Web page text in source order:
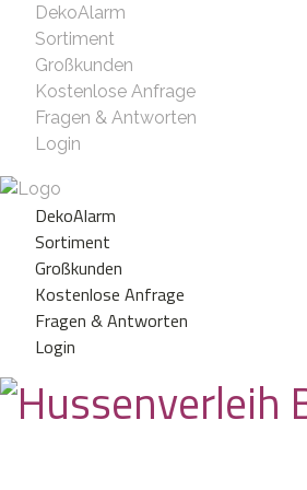
DekoAlarm
Sortiment
Großkunden
Kostenlose Anfrage
Fragen & Antworten
Login
DekoAlarm
Sortiment
Großkunden
Kostenlose Anfrage
Fragen & Antworten
Login